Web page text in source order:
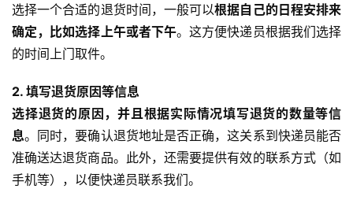
选择一个合适的退货时间，一般可以根据自己的日程安排来
确定，比如选择上午或者下午。这方便快递员根据我们选择
的时间上门取件。
2. 填写退货原因等信息
选择退货的原因，并且根据实际情况填写退货的数量等信
息。同时，要确认退货地址是否正确，这关系到快递员能否
准确送达退货商品。此外，还需要提供有效的联系方式（如
手机等），以便快递员联系我们。